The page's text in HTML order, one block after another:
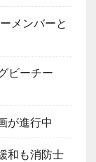
メンバーと
ビーチー
が進行中
和も消防士